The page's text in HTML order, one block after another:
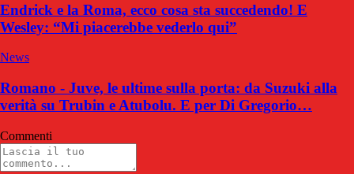
Endrick e la Roma, ecco cosa sta succedendo! E
Wesley: “Mi piacerebbe vederlo qui”
News
Romano - Juve, le ultime sulla porta: da Suzuki alla
verità su Trubin e Atubolu. E per Di Gregorio…
Commenti